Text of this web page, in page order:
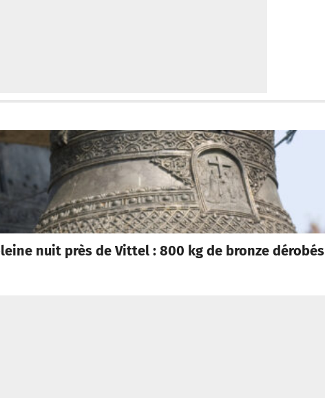
nuit près de Vittel : 800 kg de bronze dérobés